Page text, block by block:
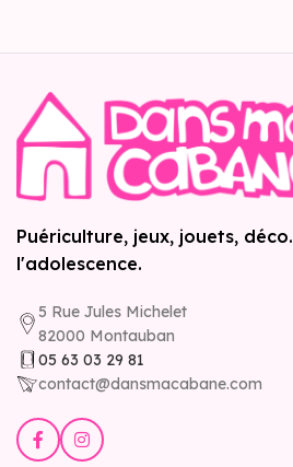
Puériculture, jeux, jouets,
l'adolescence.
5 Rue Jules Michelet
82000 Montauban
05 63 03 29 81
contact@dansmacabane.com